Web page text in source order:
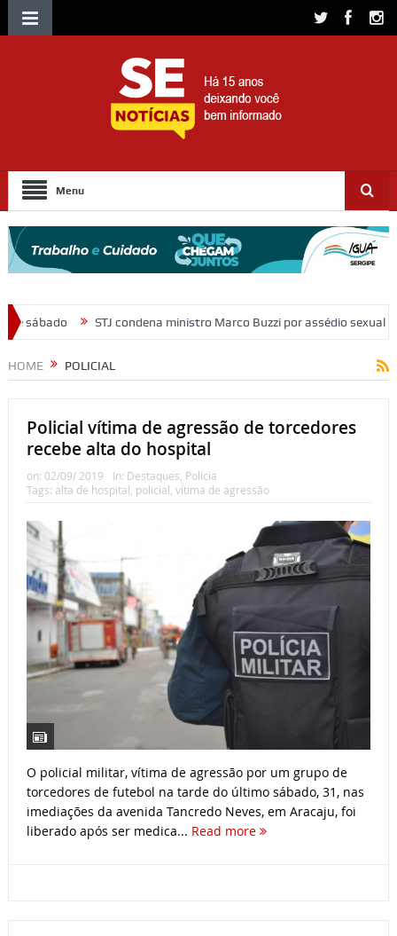
Menu
ministro Marco Buzzi por assédio sexual e importunação
HOME POLICIAL
Policial vítima de agressão de torcedores
recebe alta do hospital
on: 02/09/ 2019 In: Destaques, Polícia
Tags: alta de hospital, policial, vítima de agressão
O policial militar, vítima de agressão por um grupo de
torcedores de futebol na tarde do último sábado, 31, nas
imediações da avenida Tancredo Neves, em Aracaju, foi
liberado após ser medica... Read more